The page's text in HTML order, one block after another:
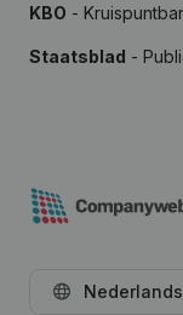
KBO -
Staatsblad -
Nederlands